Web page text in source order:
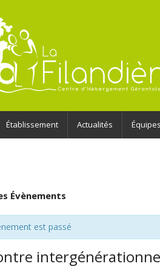
Établissement Actualités Équipes
Évènements
est passé